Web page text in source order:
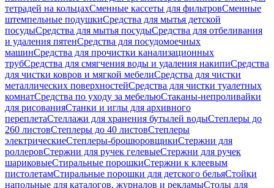
тетрадей на кольцахСменные кассеты для фильтровСменные
штемпельные подушкиСредства для мытья детской
посудыСредства для мытья посудыСредства для отбеливания
и удаления пятенСредства для посудомоечных
машинСредства для прочистки канализационных
трубСредства для смягчения воды и удаления накипиСредства
для чистки ковров и мягкой мебелиСредства для чистки
металлических поверхностейСредства для чистки туалетных
комнатСредства по уходу за мебельюСтаканы-непроливайки
для рисованияСтанки и иглы для архивного
переплетаСтеллажи для хранения бутылей водыСтеплеры до
260 листовСтеплеры до 40 листовСтеплеры
электрическиеСтеплеры-брошюровщикиСтержни для
роллеровСтержни для ручек гелевыеСтержни для ручек
шариковыеСтиральные порошкиСтержни к клеевым
пистолетамСтиральные порошки для детского бельяСтойки
напольные для каталогов, журналов и рекламыСтолы для